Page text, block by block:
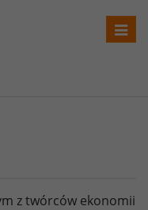
z twórców ekonomii